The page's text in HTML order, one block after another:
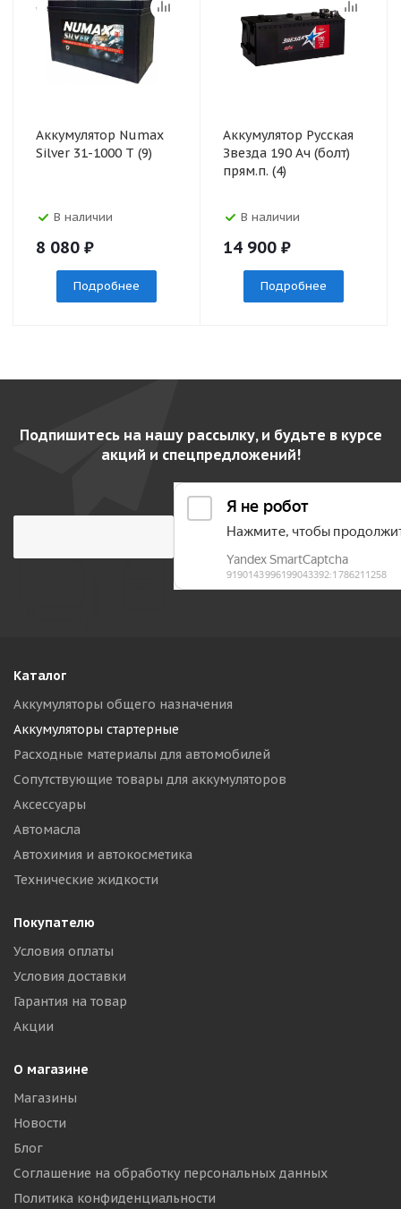
Аккумулятор Numax
Silver 31-1000 T (9)
В наличии
8 080 ₽
Подробнее
Аккумулятор Русская
Звезда 190 Ач (болт)
прям.п. (4)
В наличии
14 900 ₽
Подробнее
Подпишитесь на нашу рассылку, и будьте в курсе
акций и спецпредложений!
Каталог
Аккумуляторы общего назначения
Аккумуляторы стартерные
Расходные материалы для автомобилей
Сопутствующие товары для аккумуляторов
Аксессуары
Автомасла
Автохимия и автокосметика
Технические жидкости
Покупателю
Условия оплаты
Условия доставки
Гарантия на товар
Акции
О магазине
Магазины
Новости
Блог
Соглашение на обработку персональных данных
Политика конфиденциальности